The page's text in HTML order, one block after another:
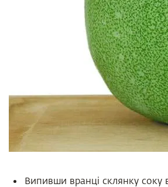
Випивши вранці склянку соку